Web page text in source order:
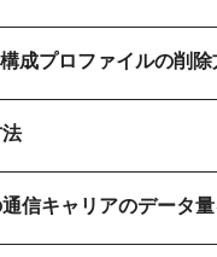
成プロファイルの削除
信キャリアのデータ